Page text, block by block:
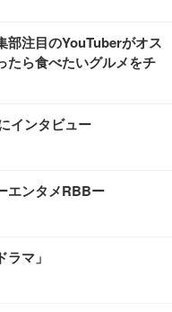
部注目のYouTuberがオス
たら食べたいグルメをチ
インタビュー
エンタメRBBー
マ」